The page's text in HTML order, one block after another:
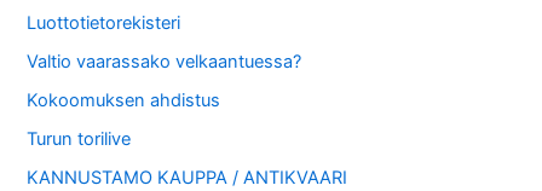
Luottotietorekisteri
Valtio vaarassako velkaantuessa?
Kokoomuksen ahdistus
Turun torilive
KANNUSTAMO KAUPPA / ANTIKVAARI